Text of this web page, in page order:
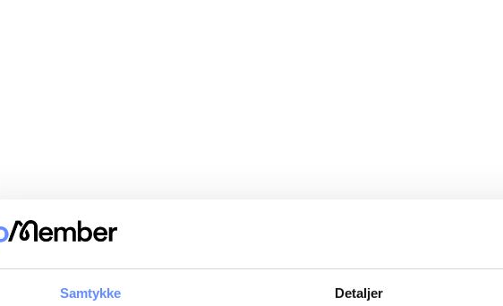
Samtykke Detaljer